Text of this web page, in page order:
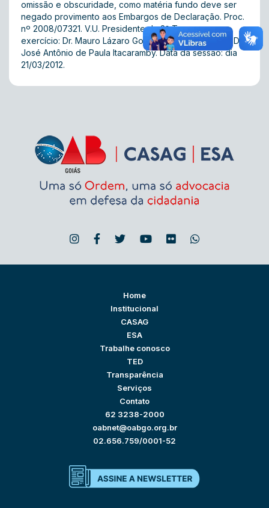
omissão e obscuridade, como matéria fundo deve ser
negado provimento aos Embargos de Declaração. Proc.
nº 2008/07321. V.U. Presidente da 2ª Turma em
exercício: Dr. Mauro Lázaro Gonzaga Jayme. Relator: Dr.
José Antônio de Paula Itacaramby. Data da sessão: dia
21/03/2012.
Home
Institucional
CASAG
ESA
Trabalhe conosco
TED
Transparência
Serviços
Contato
62 3238-2000
oabnet@oabgo.org.br
02.656.759/0001-52